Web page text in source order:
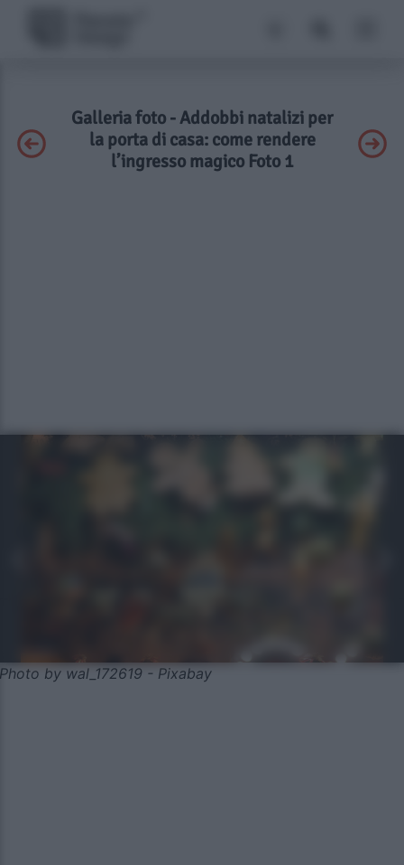
Galleria foto - Addobbi natalizi per
la porta di casa: come rendere
l’ingresso magico Foto 1
Photo by wal_172619 - Pixabay